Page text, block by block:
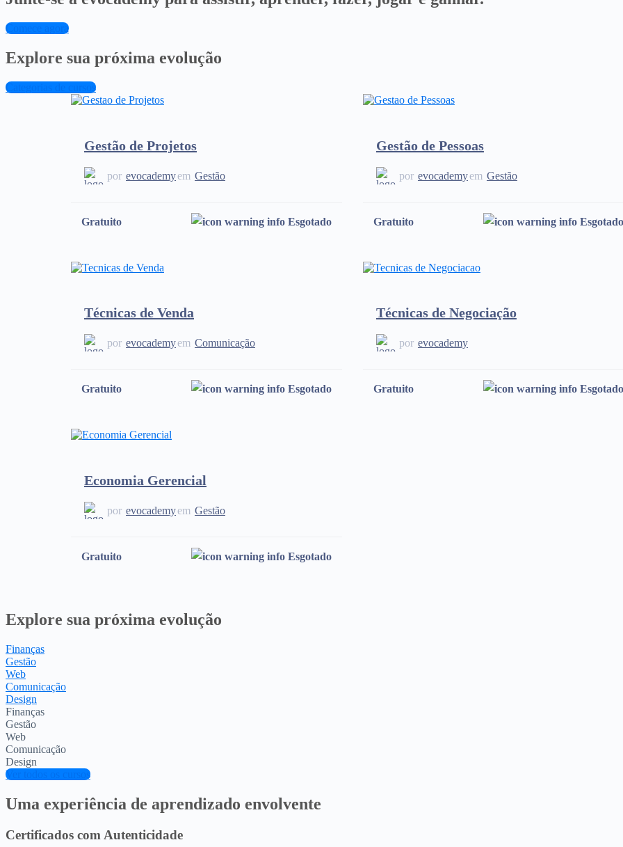
Comece agora
Explore sua próxima evolução
Categorias de cursos
Gestão de Projetos
por evocademyem Gestão
Gratuito Esgotado
Gestão de Pessoas
por evocademyem Gestão
Gratuito Esgotado
Técnicas de Venda
por evocademyem Comunicação
Gratuito Esgotado
Técnicas de Negociação
por evocademy
Gratuito Esgotado
Economia Gerencial
por evocademyem Gestão
Gratuito Esgotado
Explore sua próxima evolução
Finanças
Gestão
Web
Comunicação
Design
Finanças
Gestão
Web
Comunicação
Design
Ver todos os cursos
Uma experiência de aprendizado envolvente
Certificados com Autenticidade